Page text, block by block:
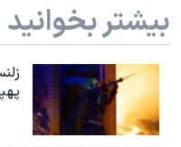
بیشتر بخوانید